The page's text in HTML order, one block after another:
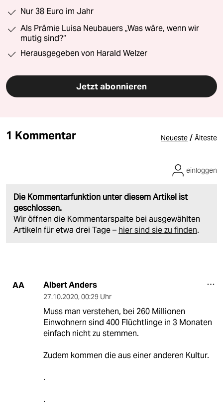
Nur 38 Euro im Jahr
Als Prämie Luisa Neubauers „Was wäre, wenn wir
mutig sind?“
Herausgegeben von Harald Welzer
Jetzt abonnieren
1 Kommentar Neueste / Älteste
Die Kommentarfunktion unter diesem Artikel ist
geschlossen.
Wir öffnen die Kommentarspalte bei ausgewählten
Artikeln für etwa drei Tage – hier sind sie zu finden.
einloggen
AA Albert Anders
27.10.2020, 00:29 Uhr
Muss man verstehen, bei 260 Millionen
Einwohnern sind 400 Flüchtlinge in 3 Monaten
einfach nicht zu stemmen.
Zudem kommen die aus einer anderen Kultur.
.
.